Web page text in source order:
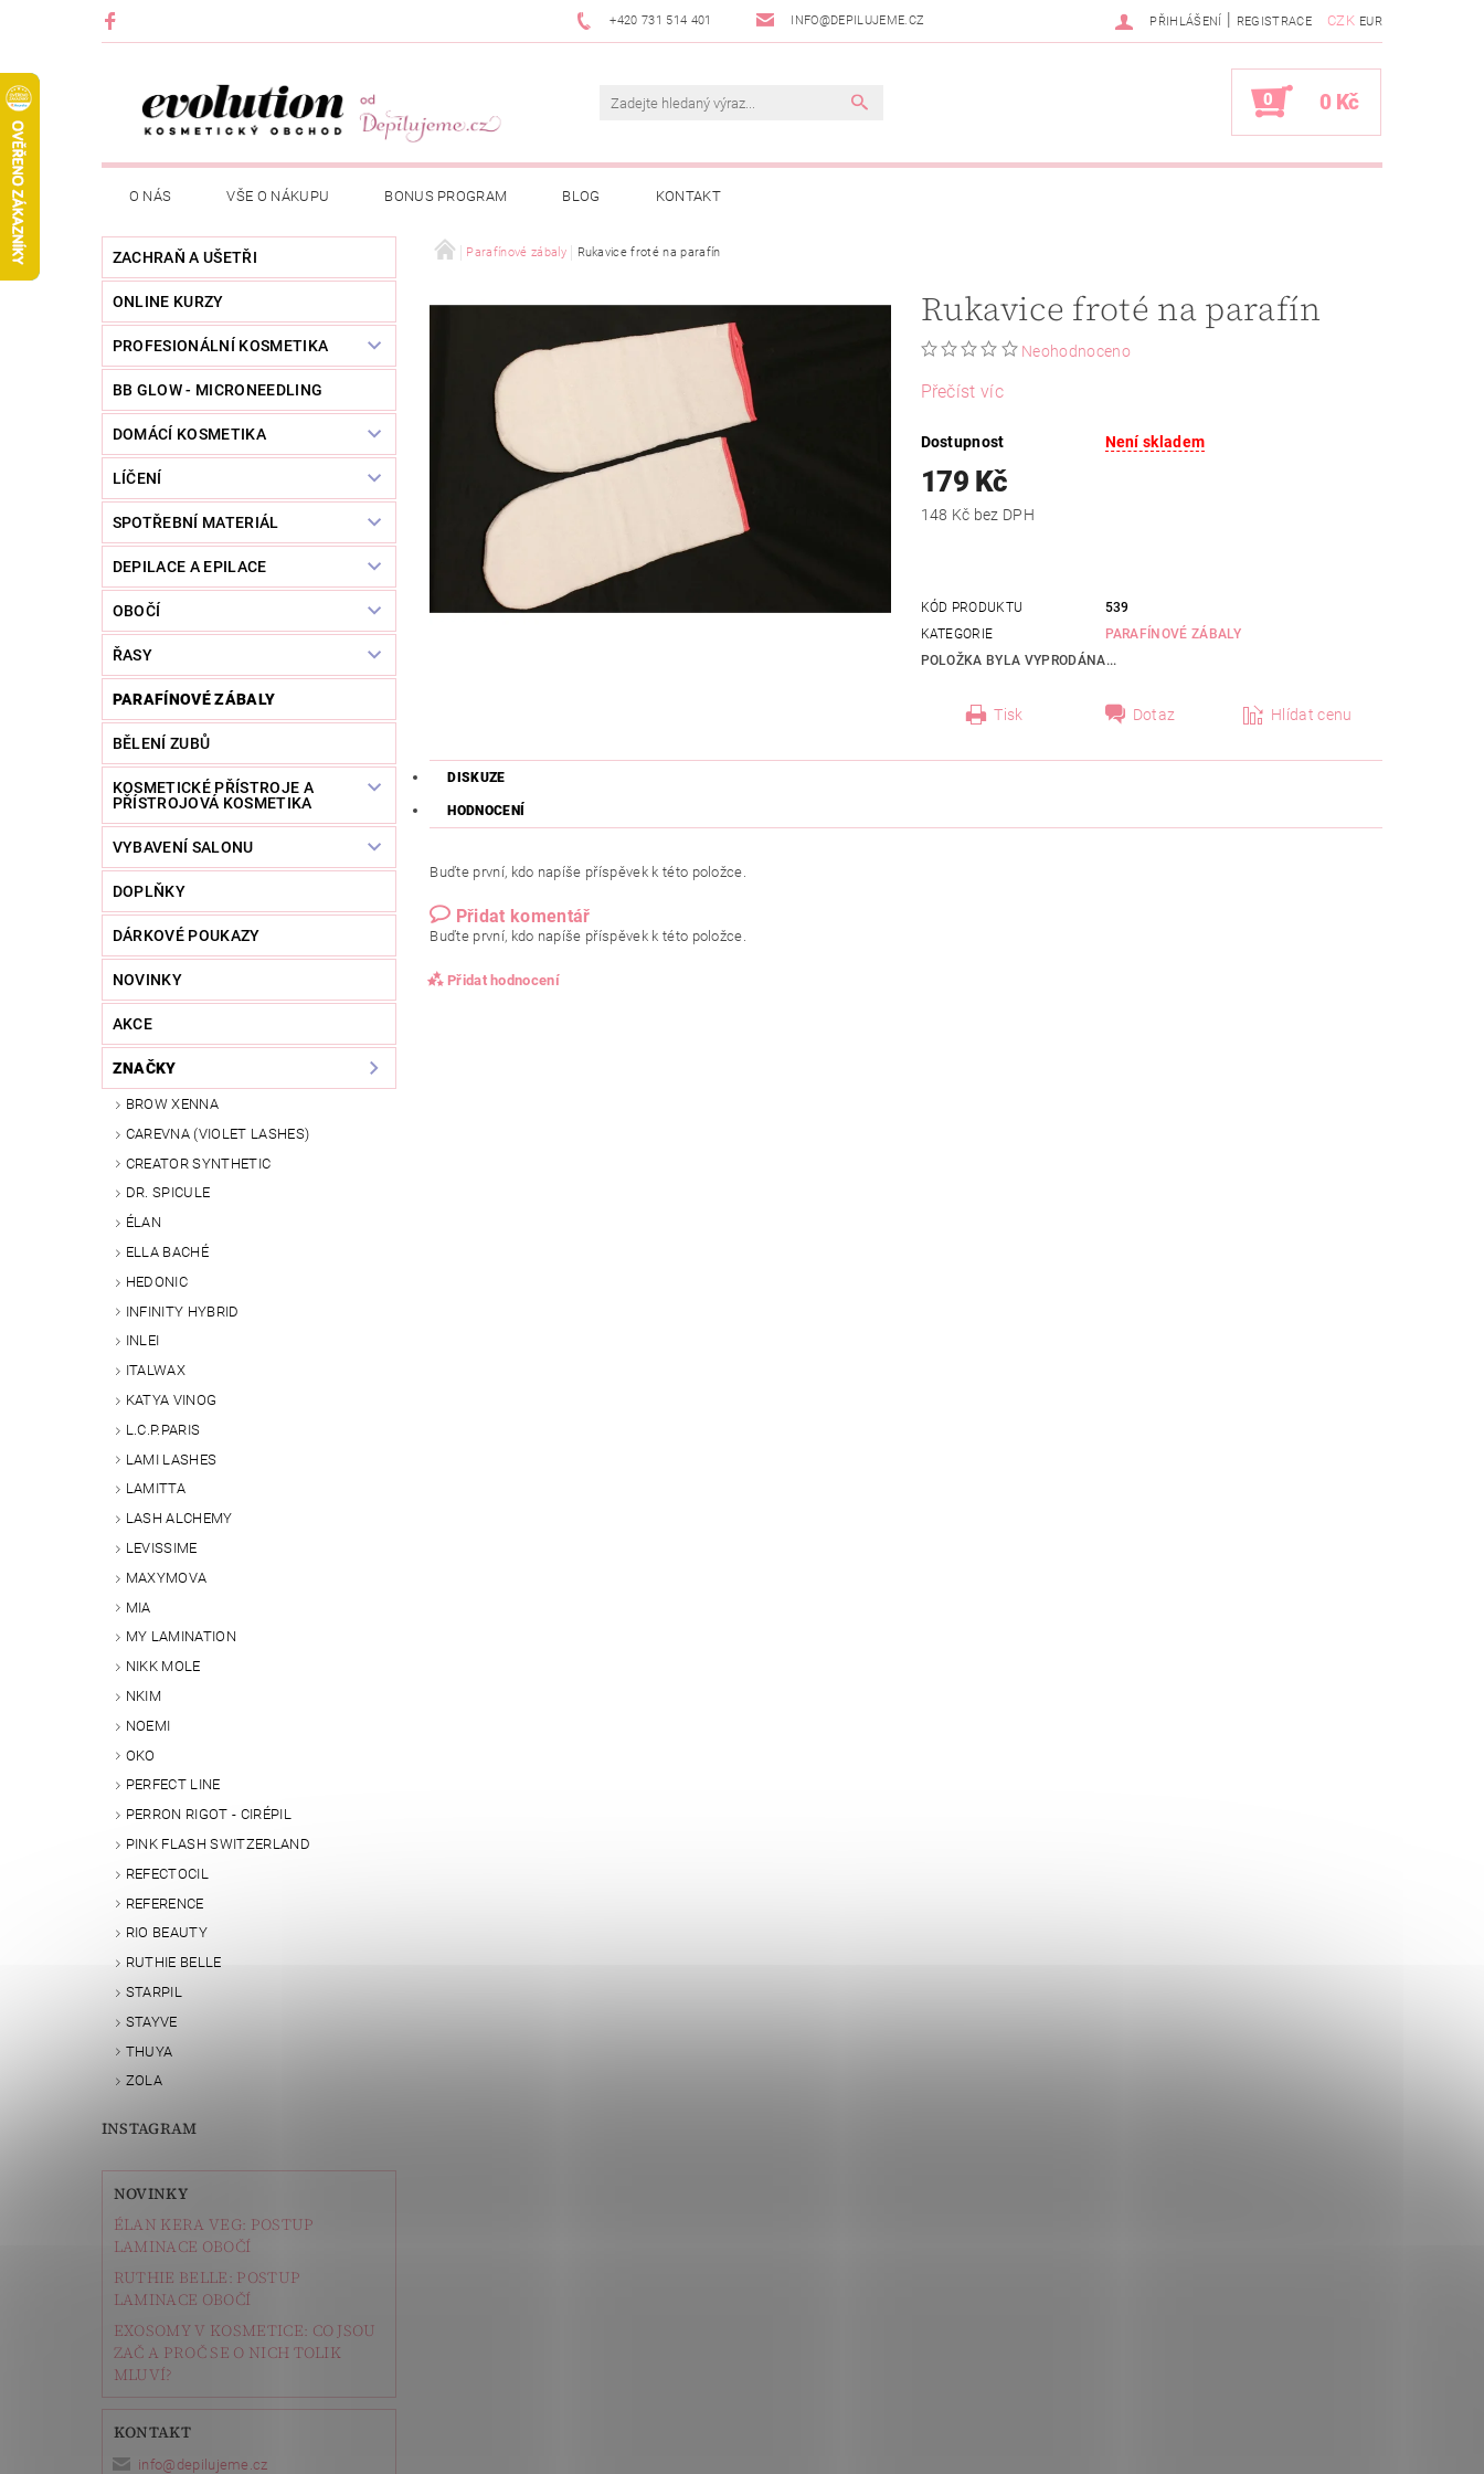
+420 731 514 401 INFO@DEPILUJEME.CZ CZK EUR
PŘIHLÁŠENÍ | REGISTRACE
0 0 Kč
O NÁS VŠE O NÁKUPU BONUS PROGRAM BLOG KONTAKT
ZACHRAŇ A UŠETŘI
ONLINE KURZY
PROFESIONÁLNÍ KOSMETIKA
BB GLOW - MICRONEEDLING
DOMÁCÍ KOSMETIKA
LÍČENÍ
SPOTŘEBNÍ MATERIÁL
DEPILACE A EPILACE
OBOČÍ
ŘASY
PARAFÍNOVÉ ZÁBALY
BĚLENÍ ZUBŮ
KOSMETICKÉ PŘÍSTROJE A
PŘÍSTROJOVÁ KOSMETIKA
VYBAVENÍ SALONU
DOPLŇKY
DÁRKOVÉ POUKAZY
NOVINKY
AKCE
ZNAČKY
BROW XENNA
CAREVNA (VIOLET LASHES)
CREATOR SYNTHETIC
DR. SPICULE
ÉLAN
ELLA BACHÉ
HEDONIC
INFINITY HYBRID
INLEI
ITALWAX
KATYA VINOG
L.C.P.PARIS
LAMI LASHES
LAMITTA
LASH ALCHEMY
LEVISSIME
MAXYMOVA
MIA
MY LAMINATION
NIKK MOLE
NKIM
NOEMI
OKO
PERFECT LINE
PERRON RIGOT - CIRÉPIL
PINK FLASH SWITZERLAND
REFECTOCIL
REFERENCE
RIO BEAUTY
RUTHIE BELLE
STARPIL
STAYVE
THUYA
ZOLA
INSTAGRAM
NOVINKY
ÉLAN KERA VEG: POSTUP
LAMINACE OBOČÍ
RUTHIE BELLE: POSTUP
LAMINACE OBOČÍ
EXOSOMY V KOSMETICE: CO JSOU
ZAČ A PROČ SE O NICH TOLIK
MLUVÍ?
KONTAKT
info@ depilujeme.cz
Parafínové zábaly Rukavice froté na parafín
Rukavice froté na parafín
Neohodnoceno
Přečíst víc
Dostupnost Není skladem
179 Kč
148 Kč bez DPH
KÓD PRODUKTU
539
KATEGORIE
PARAFÍNOVÉ ZÁBALY
POLOŽKA BYLA VYPRODÁNA...
Tisk Dotaz Hlídat cenu
DISKUZE
HODNOCENÍ
Buďte první, kdo napíše příspěvek k této položce.
Přidat komentář
Buďte první, kdo napíše příspěvek k této položce.
Přidat hodnocení